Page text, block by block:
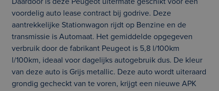
voordelig auto lease contract bij godrive. Deze
aantrekkelijke Stationwagon rijdt op Benzine en de
transmissie is Automaat. Het gemiddelde opgegeven
verbruik door de fabrikant Peugeot is 5,8 l/100km
l/100km, ideaal voor dagelijks autogebruik dus. De kleur
van deze auto is Grijs metallic. Deze auto wordt uiteraard
grondig gecheckt van te voren, krijgt een nieuwe APK